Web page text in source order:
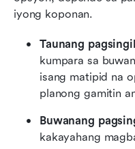
iyong koponan.
Taunang pagsingil
kumpara sa
isang matipid na
planong gamitin
Buwanang
kakayahang